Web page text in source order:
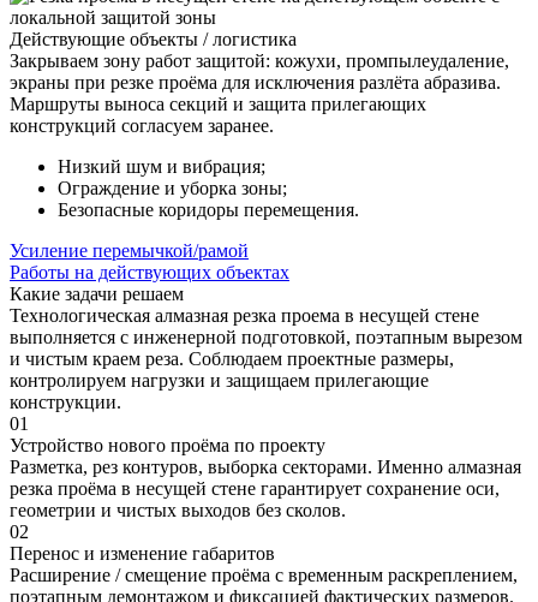
Действующие объекты / логистика
Закрываем зону работ защитой: кожухи, промпылеудаление,
экраны при резке проёма для исключения разлёта абразива.
Маршруты выноса секций и защита прилегающих
конструкций согласуем заранее.
Низкий шум и вибрация;
Ограждение и уборка зоны;
Безопасные коридоры перемещения.
Усиление перемычкой/рамой
Работы на действующих объектах
Какие задачи решаем
Технологическая алмазная резка проема в несущей стене
выполняется с инженерной подготовкой, поэтапным вырезом
и чистым краем реза. Соблюдаем проектные размеры,
контролируем нагрузки и защищаем прилегающие
конструкции.
01
Устройство нового проёма по проекту
Разметка, рез контуров, выборка секторами. Именно алмазная
резка проёма в несущей стене гарантирует сохранение оси,
геометрии и чистых выходов без сколов.
02
Перенос и изменение габаритов
Расширение / смещение проёма с временным раскреплением,
поэтапным демонтажом и фиксацией фактических размеров.